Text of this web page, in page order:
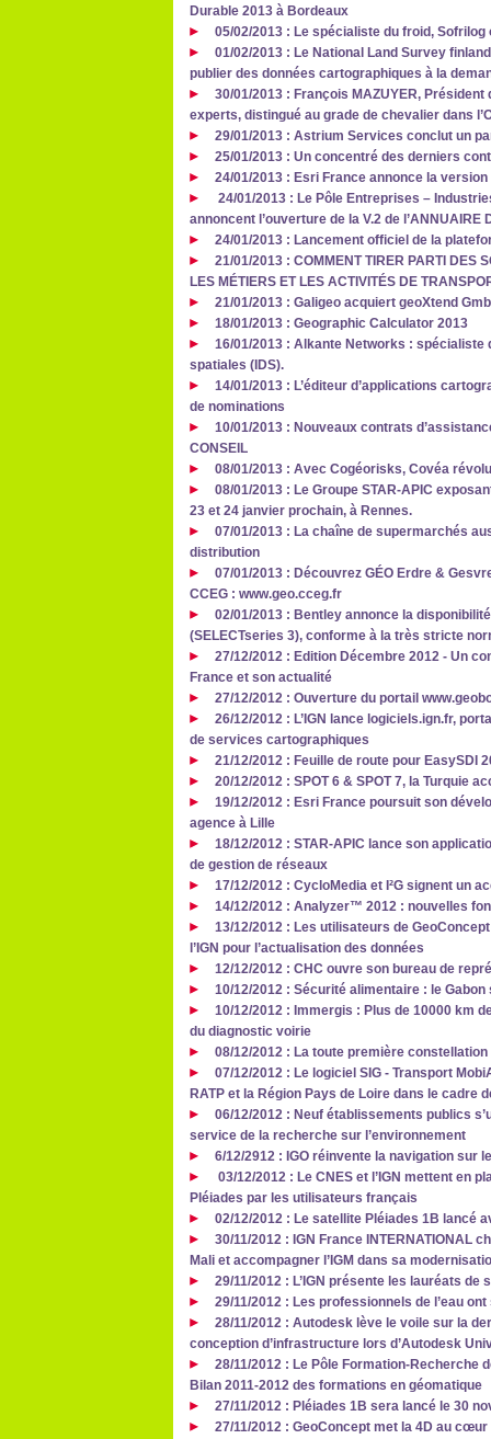
Durable 2013 à Bordeaux
05/02/2013 : Le spécialiste du froid,
01/02/2013 : Le National Land Survey
publier des données cartographiques à la
30/01/2013 : François MAZUYER,
experts, distingué au grade de chevalier dans
29/01/2013 : Astrium Services conclut un
25/01/2013 : Un concentré des derniers
24/01/2013 : Esri France annonce la version
24/01/2013 : Le Pôle Entreprises –
annoncent l’ouverture de la V.2 de l’ANNUAIRE
24/01/2013 : Lancement officiel de la
21/01/2013 : COMMENT TIRER PARTI DES
LES MÉTIERS ET LES ACTIVITÉS DE
21/01/2013 : Galigeo acquiert geoXtend
18/01/2013 : Geographic Calculator 2013
16/01/2013 : Alkante Networks : spécialiste
spatiales (IDS).
14/01/2013 : L’éditeur d’applications
de nominations
10/01/2013 : Nouveaux contrats
CONSEIL
08/01/2013 : Avec Cogéorisks, Covéa
08/01/2013 : Le Groupe STAR-APIC
23 et 24 janvier prochain, à Rennes.
07/01/2013 : La chaîne de supermarchés
distribution
07/01/2013 : Découvrez GÉO Erdre &
CCEG : www.geo.cceg.fr
02/01/2013 : Bentley annonce la
(SELECTseries 3), conforme à la très stricte
27/12/2012 : Edition Décembre 2012 - Un
France et son actualité
27/12/2012 : Ouverture du portail
26/12/2012 : L’IGN lance logiciels.ign.fr,
de services cartographiques
21/12/2012 : Feuille de route pour EasySDI
20/12/2012 : SPOT 6 & SPOT 7, la Turquie
19/12/2012 : Esri France poursuit son
agence à Lille
18/12/2012 : STAR-APIC lance son
de gestion de réseaux
17/12/2012 : CycloMedia et I²G signent un
14/12/2012 : Analyzer™ 2012 : nouvelles
13/12/2012 : Les utilisateurs de
l’IGN pour l’actualisation des données
12/12/2012 : CHC ouvre son bureau de
10/12/2012 : Sécurité alimentaire : le Gabon
10/12/2012 : Immergis : Plus de 10000 km
du diagnostic voirie
08/12/2012 : La toute première
07/12/2012 : Le logiciel SIG - Transport
RATP et la Région Pays de Loire dans le
06/12/2012 : Neuf établissements publics
service de la recherche sur l’environnement
6/12/2912 : IGO réinvente la navigation sur
03/12/2012 : Le CNES et l’IGN mettent en
Pléiades par les utilisateurs français
02/12/2012 : Le satellite Pléiades 1B lancé
30/11/2012 : IGN France INTERNATIONAL
Mali et accompagner l’IGM dans sa
29/11/2012 : L’IGN présente les lauréats de
29/11/2012 : Les professionnels de l’eau ont
28/11/2012 : Autodesk lève le voile sur la
conception d’infrastructure lors d’Autodesk
28/11/2012 : Le Pôle Formation-Recherche
Bilan 2011-2012 des formations en géomatique
27/11/2012 : Pléiades 1B sera lancé le 30
27/11/2012 : GeoConcept met la 4D au